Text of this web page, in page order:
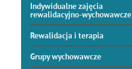
Indywidualne zajęcia
rewalidacyjno-wychowawcze
Rewalidacja i terapia
Grupy wychowawcze